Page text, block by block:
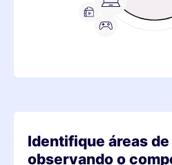
Identifique áreas
observando o